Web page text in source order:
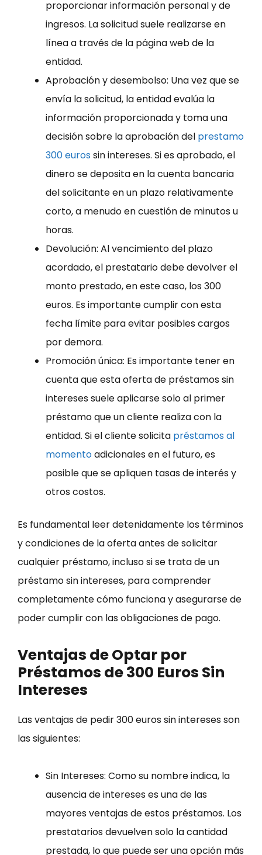
proporcionar información personal y de
ingresos. La solicitud suele realizarse en
línea a través de la página web de la
entidad.
Aprobación y desembolso: Una vez que se
envía la solicitud, la entidad evalúa la
información proporcionada y toma una
decisión sobre la aprobación del prestamo
300 euros sin intereses. Si es aprobado, el
dinero se deposita en la cuenta bancaria
del solicitante en un plazo relativamente
corto, a menudo en cuestión de minutos u
horas.
Devolución: Al vencimiento del plazo
acordado, el prestatario debe devolver el
monto prestado, en este caso, los 300
euros. Es importante cumplir con esta
fecha límite para evitar posibles cargos
por demora.
Promoción única: Es importante tener en
cuenta que esta oferta de préstamos sin
intereses suele aplicarse solo al primer
préstamo que un cliente realiza con la
entidad. Si el cliente solicita préstamos al
momentoadicionales en el futuro, es
posible que se apliquen tasas de interés y
otros costos.
Es fundamental leer detenidamente los términos
y condiciones de la oferta antes de solicitar
cualquier préstamo, incluso si se trata de un
préstamo sin intereses, para comprender
completamente cómo funciona y asegurarse de
poder cumplir con las obligaciones de pago.
Ventajas de Optar por
Préstamos de 300 Euros Sin
Intereses
Las ventajas de pedir 300 euros sin intereses son
las siguientes:
Sin Intereses: Como su nombre indica, la
ausencia de intereses es una de las
mayores ventajas de estos préstamos. Los
prestatarios devuelven solo la cantidad
prestada, lo que puede ser una opción más